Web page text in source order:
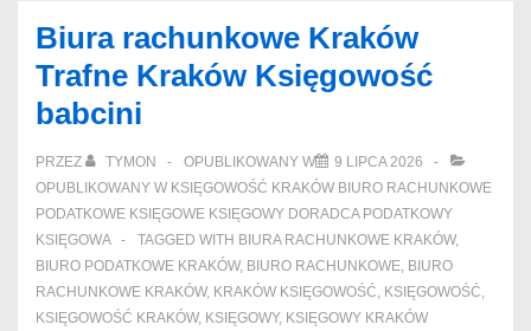
Biura rachunkowe Kraków
Trafne Kraków Księgowość
babcini
PRZEZ TYMON OPUBLIKOWANY W
9 LIPCA 2026
OPUBLIKOWANY W KSIĘGOWOŚĆ KRAKÓW BIURO RACHUNKOWE
PODATKOWE KSIĘGOWE KSIĘGOWY DORADCA PODATKOWY
KSIĘGOWA
TAGGED WITH BIURA RACHUNKOWE KRAKÓW,
BIURO PODATKOWE KRAKÓW, BIURO RACHUNKOWE, BIURO
RACHUNKOWE KRAKÓW, KRAKÓW KSIĘGOWOŚĆ, KSIĘGOWOŚĆ,
KSIĘGOWOŚĆ KRAKÓW, KSIĘGOWY, KSIĘGOWY KRAKÓW